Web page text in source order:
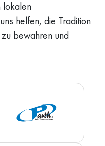
lokalen
helfen, die Tradition
bewahren und